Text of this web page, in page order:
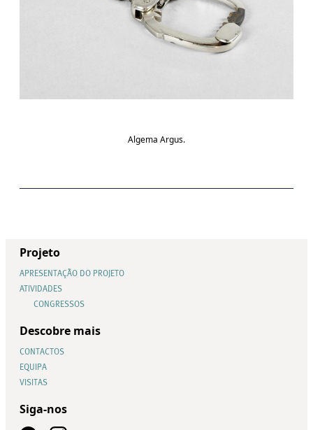
Algema Argus.
Projeto
APRESENTAÇÃO DO PROJETO
ATIVIDADES
CONGRESSOS
Descobre mais
CONTACTOS
EQUIPA
VISITAS
Siga-nos